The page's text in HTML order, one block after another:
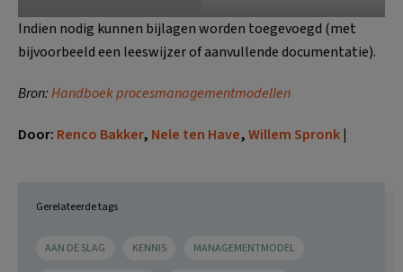
Indien nodig kunnen bijlagen worden toegevoegd (met
bijvoorbeeld een leeswijzer of aanvullende documentatie).
Bron:Handboek procesmanagementmodellen
Door: Renco Bakker, Nele ten Have,Willem Spronk |
Gerelateerde tags
AAN DE SLAG KENNIS MANAGEMENTMODEL